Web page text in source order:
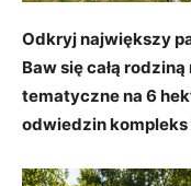
Odkryj największy
Baw się całą
tematyczne na 6
odwiedzin